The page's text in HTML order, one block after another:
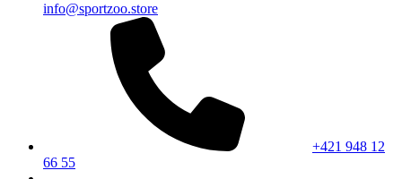
info@sportzoo.store
+421 948 12
66 55